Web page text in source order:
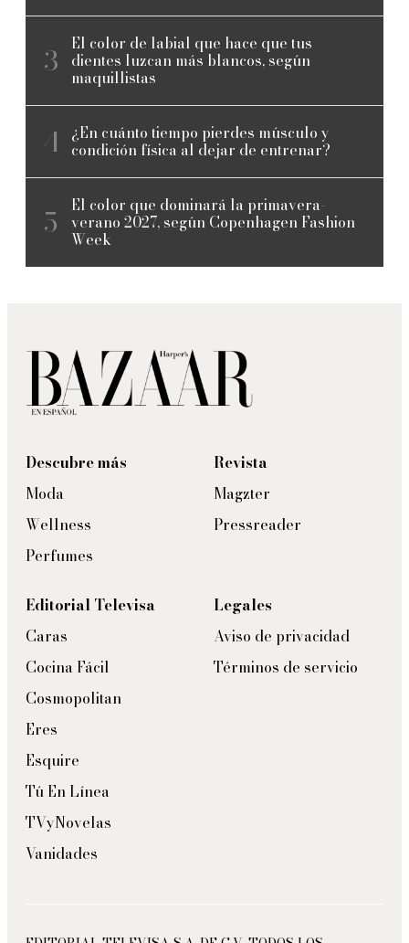
El color de labial que hace que tus
dientes luzcan más blancos, según
maquillistas
¿En cuánto tiempo pierdes músculo y
condición física al dejar de entrenar?
El color que dominará la primavera-
verano 2027, según Copenhagen Fashion
Week
Descubre más
Moda
Wellness
Perfumes
Revista
Magzter
Pressreader
Editorial Televisa
Caras
Cocina Fácil
Cosmopolitan
Eres
Esquire
Tú En Línea
TVyNovelas
Vanidades
Legales
Aviso de privacidad
Términos de servicio